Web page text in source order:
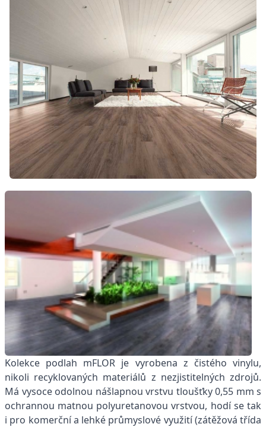
Kolekce podlah mFLOR je vyrobena z čistého vinylu,
nikoli recyklovaných materiálů z nezjistitelných zdrojů.
Má vysoce odolnou nášlapnou vrstvu tloušťky 0,55 mm s
ochrannou matnou polyuretanovou vrstvou, hodí se tak
i pro komerční a lehké průmyslové využití (zátěžová třída